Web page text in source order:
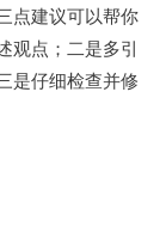
点建议可以帮你
观点；二是多引
是仔细检查并修